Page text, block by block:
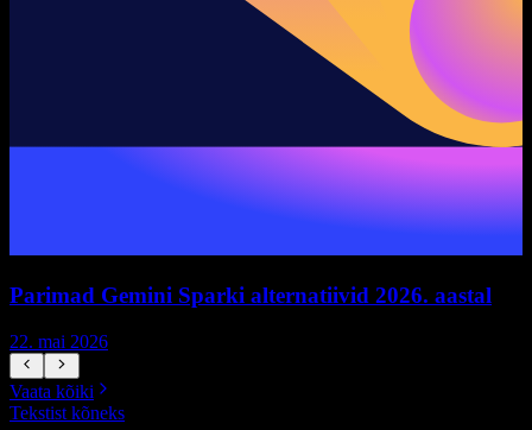
Parimad Gemini Sparki alternatiivid 2026. aastal
22. mai 2026
Vaata kõiki
Tekstist kõneks